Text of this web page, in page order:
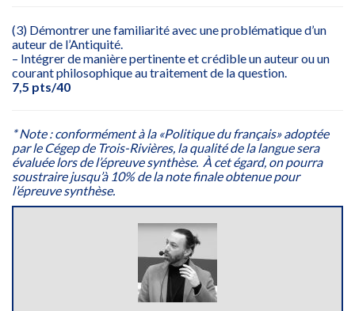
(3) Démontrer une familiarité avec une problématique d’un
auteur de l’Antiquité.
– Intégrer de manière pertinente et crédible un auteur ou un
courant philosophique au traitement de la question.
7,5 pts/40
* Note : conformément à la «Politique du français» adoptée
par le Cégep de Trois-Rivières, la qualité de la langue sera
évaluée lors de l’épreuve synthèse. À cet égard, on pourra
soustraire jusqu’à 10% de la note finale obtenue pour
l’épreuve synthèse.